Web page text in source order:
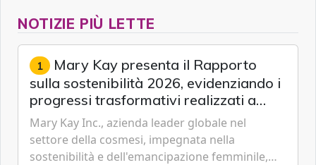
NOTIZIE PIÙ LETTE
1 Mary Kay presenta il Rapporto
sulla sostenibilità 2026, evidenziando i
progressi trasformativi realizzati a
livello globale nelle sfere sociale,
economica e ambientale
Mary Kay Inc., azienda leader globale nel
settore della cosmesi, impegnata nella
sostenibilità e dell'emancipazione femminile,